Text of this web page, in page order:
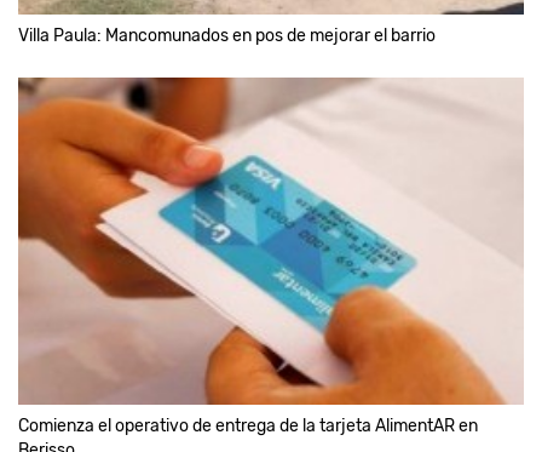
Villa Paula: Mancomunados en pos de mejorar el barrio
Comienza el operativo de entrega de la tarjeta AlimentAR en